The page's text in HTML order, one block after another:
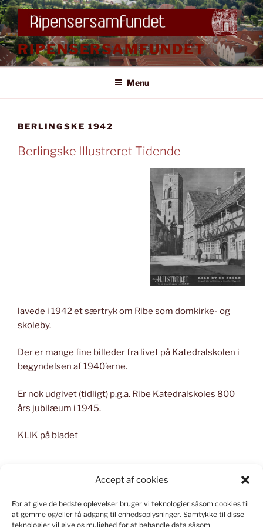
Accept af cookies
For at give de bedste oplevelser bruger vi teknologier såsom cookies til
at gemme og/eller få adgang til enhedsoplysninger. Samtykke til disse
teknologier vil give os mulighed for at behandle data såsom
Videre
til
indhold
RIPENSERSAMFUNDET
Menu
BERLINGSKE 1942
Berlingske Illustreret Tidende
lavede i 1942 et særtryk om Ribe som domkirke- og
skoleby.
Der er mange fine billeder fra livet på Katedralskolen i
begyndelsen af 1940’erne.
Er nok udgivet (tidligt) p.g.a. Ribe Katedralskoles 800
års jubilæum i 1945.
KLIK på bladet
KONSTRUERET I WORD PRESS